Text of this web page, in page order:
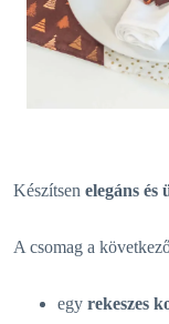
Készítsen elegáns
A csomag a
egy rekeszes